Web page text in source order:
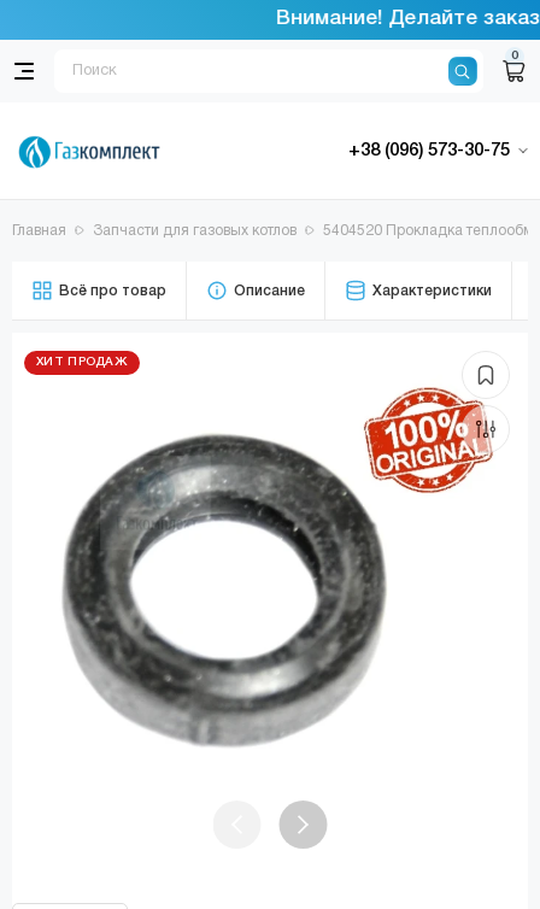
Внимание! Делайте
0
+38 (096) 573-30-75
Главная Запчасти для газовых котлов 5404520 Прокладка
Всё про товар Описание Характеристики
ХИТ ПРОДАЖ